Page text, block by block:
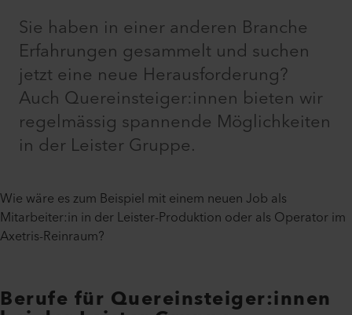
Sie haben in einer anderen Branche
Erfahrungen gesammelt und suchen
jetzt eine neue Herausforderung?
Auch Quereinsteiger:innen bieten wir
regelmässig spannende Möglichkeiten
in der Leister Gruppe.
Wie wäre es zum Beispiel mit einem neuen Job als
Mitarbeiter:in in der Leister-Produktion oder als Operator im
Axetris-Reinraum?
Berufe für Quereinsteiger:innen